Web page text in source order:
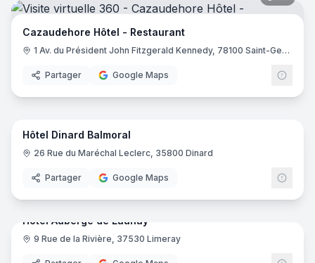
Cazaudehore Hôtel - Restaurant
1 Av. du Président John Fitzgerald Kennedy, 78100 Saint-Germain-en-Laye
Partager Google Maps
17
Hôtel Dinard Balmoral
26 Rue du Maréchal Leclerc, 35800 Dinard
Partager Google Maps
29
Hotel Auberge de Launay
9 Rue de la Rivière, 37530 Limeray